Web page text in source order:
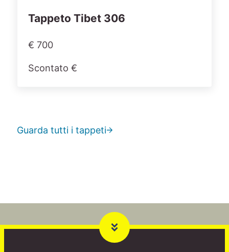
Tappeto Tibet 306
€ 700
Scontato €
Guarda tutti i tappeti